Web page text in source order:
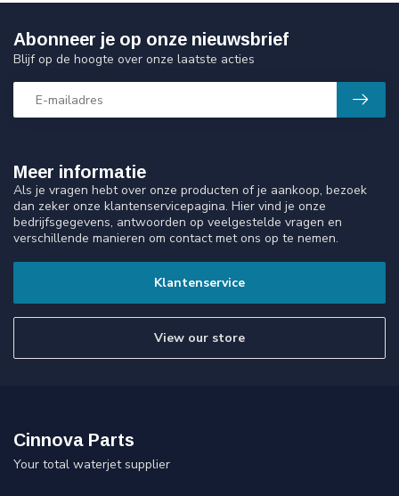
Meer informatie
Als je vragen hebt over onze producten of je aankoop, bezoek
dan zeker onze klantenservicepagina. Hier vind je onze
bedrijfsgegevens, antwoorden op veelgestelde vragen en
verschillende manieren om contact met ons op te nemen.
Klantenservice
View our store
Abonneer je op onze nieuwsbrief
Blijf op de hoogte over onze laatste acties
Cinnova Parts
Your total waterjet supplier